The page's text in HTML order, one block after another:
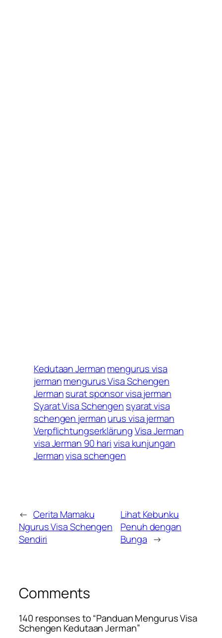
Kedutaan Jermanmengurus visa
jermanmengurus Visa Schengen
Jermansurat sponsor visa jerman
Syarat Visa Schengen syarat visa
schengen jermanurus visa jerman
VerpflichtungserklärungVisa Jerman
visa Jerman 90 harivisa kunjungan
Jermanvisa schengen
← Cerita Mamaku
Ngurus Visa Schengen
Sendiri
Lihat Kebunku
Penuh dengan
Bunga →
Comments
140 responses to “Panduan Mengurus Visa
Schengen Kedutaan Jerman”